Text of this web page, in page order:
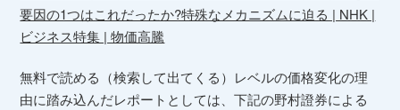
要因の1つはこれだったか?特殊なメカニズムに迫る | NHK |
ビジネス特集 | 物価高騰
無料で読める（検索して出てくる）レベルの価格変化の理
由に踏み込んだレポートとしては、下記の野村證券による